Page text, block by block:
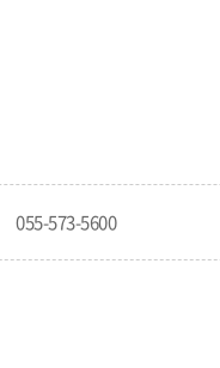
055-573-5600